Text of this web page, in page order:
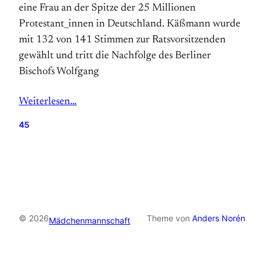
eine Frau an der Spitze der 25 Millionen
Protestant_innen in Deutschland. Käßmann wurde
mit 132 von 141 Stimmen zur Ratsvorsitzenden
gewählt und tritt die Nachfolge des Berliner
Bischofs Wolfgang
Weiterlesen…
45
© 2026Mädchenmannschaft Theme von Anders Norén